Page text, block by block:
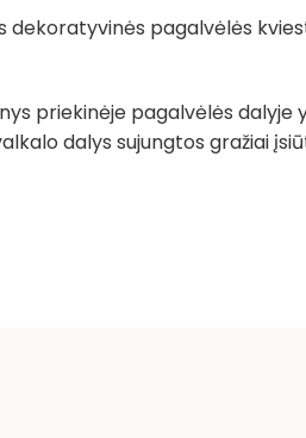
dekoratyvinės pagalvėlės
priekinėje pagalvėlės
dalys sujungtos gražiai